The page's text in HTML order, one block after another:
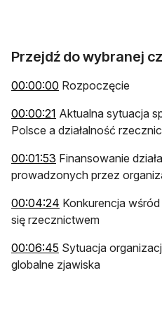
Przejdź do wybranej
00:00:00 otwiera się w nowej
Rozpoczęcie
00:00:21 otwiera się w nowej
Aktualna sytuacja
Polsce a działalność
00:01:53 otwiera się w nowej
Finansowanie
prowadzonych przez
00:04:24 otwiera się w
Konkurencja
się rzecznictwem
00:06:45 otwiera się w nowej
Sytuacja
globalne zjawiska